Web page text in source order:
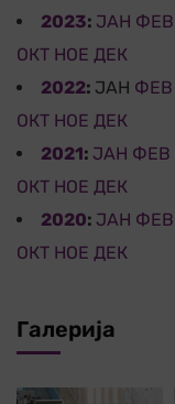
2023: ЈАН ФЕВ
ОКТ НОЕ ДЕК
2022: ЈАН ФЕВ
ОКТ НОЕ ДЕК
2021: ЈАН ФЕВ
ОКТ НОЕ ДЕК
2020: ЈАН ФЕВ
ОКТ НОЕ ДЕК
Галерија